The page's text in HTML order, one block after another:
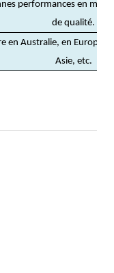
performances en
de qualité.
en Australie, en Europe,
Asie, etc.